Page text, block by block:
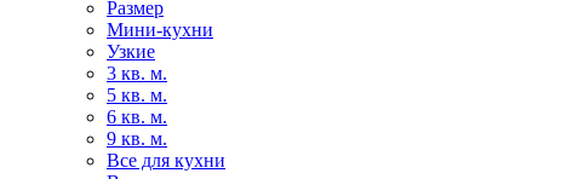
Размер
Мини-кухни
Узкие
3 кв. м.
5 кв. м.
6 кв. м.
9 кв. м.
Все для кухни